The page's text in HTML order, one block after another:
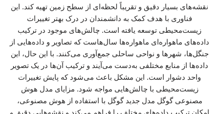
نقشه‌های بسیار دقیق و تقریباً لحظه‌ای از سطح زمین تهیه کند. این
فناوری با هدف کمک به دانشمندان در درک بهتر تغییرات
زیست‌محیطی توسعه یافته است. چالش‌های موجود در ترکیب
داده‌های ماهواره‌ای ماهواره‌ها سال‌هاست که تصاویر و داده‌هایی از
جنگل‌ها، شهرها و نواحی ساحلی جمع‌آوری می‌کنند. با این حال، این
داده‌ها از منابع مختلفی به‌دست می‌آیند و ترکیب آن‌ها در یک تصویر
واحد دشوار است. این مشکل باعث می‌شود که پایش تغییرات
زیست‌محیطی با چالش‌هایی مواجه شود. مزایای مدل هوش
مصنوعی گوگل مدل جدید گوگل با استفاده از هوش مصنوعی،
امکان ترکیب داده‌های مختلف را فراهم می‌کند و نقشه‌هایی دقیق و